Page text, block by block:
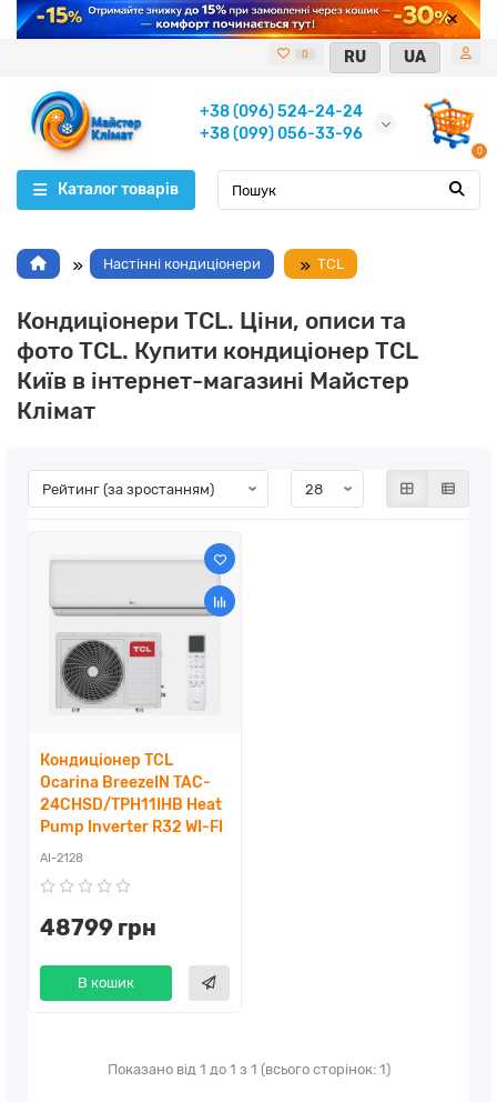
0 RU UA
+38 (096) 524-24-24
+38 (099) 056-33-96
0
Каталог товарів
Настінні кондиціонери TCL
Кондиціонери TCL. Ціни, описи та
фото TCL. Купити кондиціонер TCL
Київ в інтернет-магазині Майстер
Клімат
Кондиціонер TCL
Ocarina BreezeIN TAC-
24CHSD/TPH11IHB Heat
Pump Inverter R32 WI-FI
AI-2128
48799 грн
В кошик
Показано від 1 до 1 з 1 (всього сторінок: 1)